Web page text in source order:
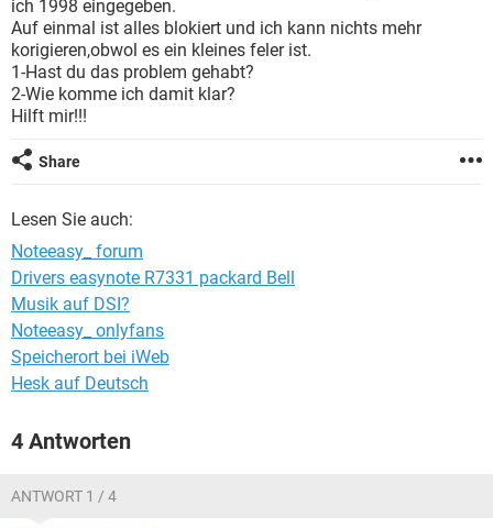
FACEBOOK HARDWARE
ich 1998 eingegeben.
Auf einmal ist alles blokiert und ich kann nichts mehr
korigieren,obwol es ein kleines feler ist.
1-Hast du das problem gehabt?
2-Wie komme ich damit klar?
Hilft mir!!!
Share
Lesen Sie auch:
Noteeasy_ forum
Drivers easynote R7331 packard Bell
Musik auf DSI?
Noteeasy_ onlyfans
Speicherort bei iWeb
Hesk auf Deutsch
4 Antworten
ANTWORT 1 / 4